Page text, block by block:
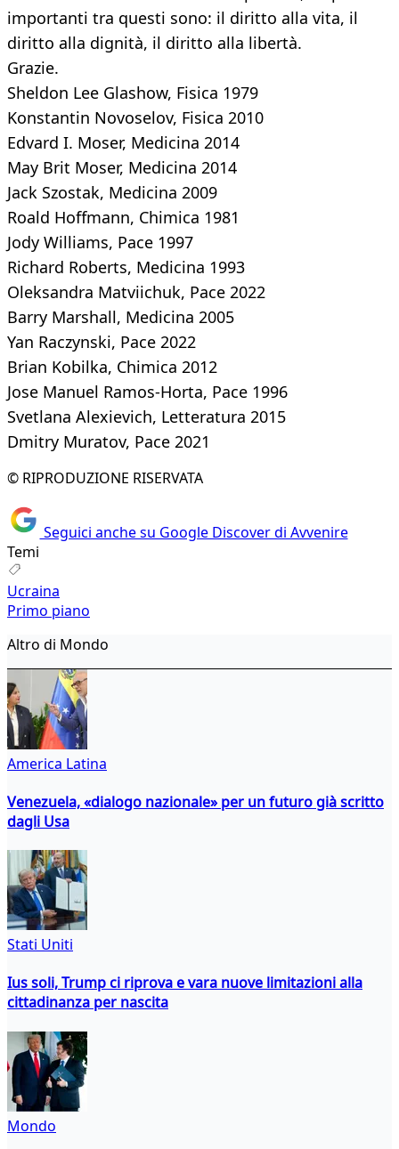
importanti tra questi sono: il diritto alla vita, il
diritto alla dignità, il diritto alla libertà.
Grazie.
Sheldon Lee Glashow, Fisica 1979
Konstantin Novoselov, Fisica 2010
Edvard I. Moser, Medicina 2014
May Brit Moser, Medicina 2014
Jack Szostak, Medicina 2009
Roald Hoffmann, Chimica 1981
Jody Williams, Pace 1997
Richard Roberts, Medicina 1993
Oleksandra Matviichuk, Pace 2022
Barry Marshall, Medicina 2005
Yan Raczynski, Pace 2022
Brian Kobilka, Chimica 2012
Jose Manuel Ramos-Horta, Pace 1996
Svetlana Alexievich, Letteratura 2015
Dmitry Muratov, Pace 2021
© RIPRODUZIONE RISERVATA
Seguici anche su Google Discover di Avvenire
Temi
Ucraina
Primo piano
Altro di Mondo
America Latina
Venezuela, «dialogo nazionale» per un futuro già scritto
dagli Usa
Stati Uniti
Ius soli, Trump ci riprova e vara nuove limitazioni alla
cittadinanza per nascita
Mondo